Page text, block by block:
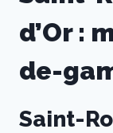
d’Or :
de-
Saint-